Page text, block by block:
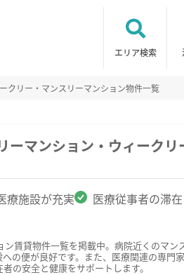
エリア検索
クリー・マンスリーマンション物件一覧
ーマンション・ウィーク
療施設が充実 医療従事者の滞
賃貸物件一覧を掲載中。病院近くのマ
の便が良好です。また、医療関連の専
の安全と健康をサポートします。